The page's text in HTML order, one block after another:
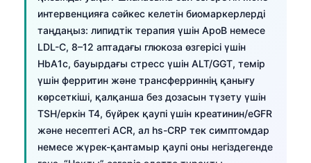
интервенцияға сәйкес келетін биомаркерлерді
таңдаңыз: липидтік терапия үшін ApoB немесе
LDL-C, 8–12 аптадағы глюкоза өзгерісі үшін
HbA1c, бауырдағы стресс үшін ALT/GGT, темір
үшін ферритин және трансферриннің қанығу
көрсеткіші, қалқанша без дозасын түзету үшін
TSH/еркін T4, бүйрек қаупі үшін креатинин/eGFR
және несептегі ACR, ал hs-CRP тек симптомдар
немесе жүрек-қантамыр қаупі оны негіздегенде